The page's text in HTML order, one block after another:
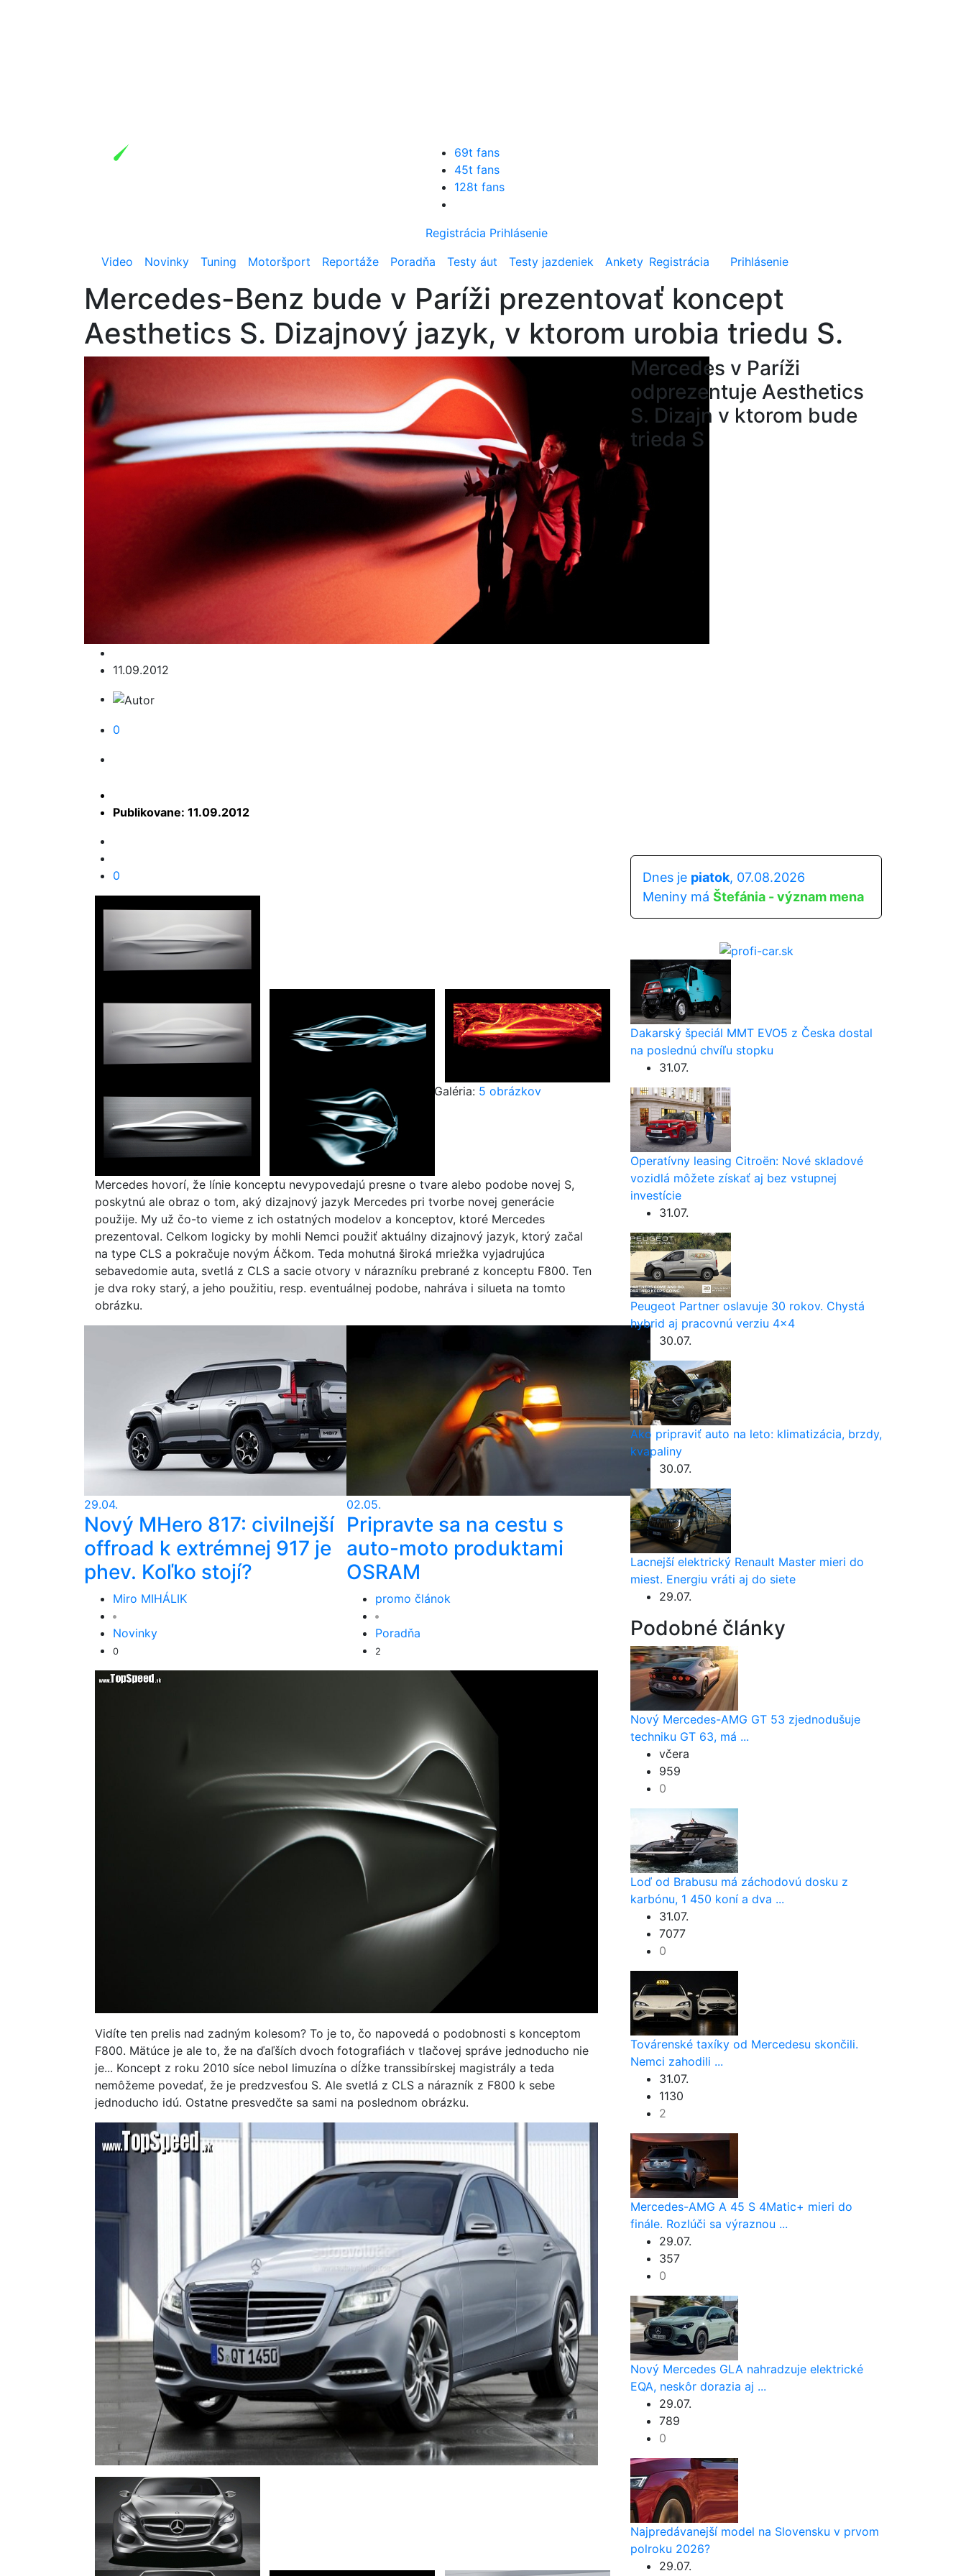
69t fans
45t fans
128t fans
Registrácia Prihlásenie
Video
Novinky Tuning Motoršport Reportáže Poradňa Testy áut Testy jazdeniek Ankety Registrácia Prihlásenie
Mercedes-Benz bude v Paríži prezentovať koncept
Aesthetics S. Dizajnový jazyk, v ktorom urobia triedu S.
11.09.2012
0
Mercedes v Paríži
odprezentuje Aesthetics
S. Dizajn v ktorom bude
trieda S
Publikovane: 11.09.2012
0
Galéria: 5 obrázkov
Mercedes hovorí, že línie konceptu nevypovedajú presne o tvare alebo podobe novej S,
poskytnú ale obraz o tom, aký dizajnový jazyk Mercedes pri tvorbe novej generácie
použije. My už čo-to vieme z ich ostatných modelov a konceptov, ktoré Mercedes
prezentoval. Celkom logicky by mohli Nemci použiť aktuálny dizajnový jazyk, ktorý začal
na type CLS a pokračuje novým Áčkom. Teda mohutná široká mriežka vyjadrujúca
sebavedomie auta, svetlá z CLS a sacie otvory v nárazníku prebrané z konceptu F800. Ten
je dva roky starý, a jeho použitiu, resp. eventuálnej podobe, nahráva i silueta na tomto
obrázku.
29.04.
Nový MHero 817: civilnejší
offroad k extrémnej 917 je
phev. Koľko stojí?
Miro MIHÁLIK
Novinky
0
02.05.
Pripravte sa na cestu s
auto-moto produktami
OSRAM
promo článok
Poradňa
2
Vidíte ten prelis nad zadným kolesom? To je to, čo napovedá o podobnosti s konceptom
F800. Mätúce je ale to, že na ďaľších dvoch fotografiách v tlačovej správe jednoducho nie
je... Koncept z roku 2010 síce nebol limuzína o dĺžke transsibírskej magistrály a teda
nemôžeme povedať, že je predzvesťou S. Ale svetlá z CLS a nárazník z F800 k sebe
jednoducho idú. Ostatne presvedčte sa sami na poslednom obrázku.
Dnes je piatok, 07.08.2026
Meniny má Štefánia - význam mena
Dakarský špeciál MMT EVO5 z Česka dostal
na poslednú chvíľu stopku
31.07.
Operatívny leasing Citroën: Nové skladové
vozidlá môžete získať aj bez vstupnej
investície
31.07.
Peugeot Partner oslavuje 30 rokov. Chystá
hybrid aj pracovnú verziu 4×4
30.07.
Ako pripraviť auto na leto: klimatizácia, brzdy,
kvapaliny
30.07.
Lacnejší elektrický Renault Master mieri do
miest. Energiu vráti aj do siete
29.07.
Podobné články
Nový Mercedes-AMG GT 53 zjednodušuje
techniku GT 63, má ...
včera
959
0
Loď od Brabusu má záchodovú dosku z
karbónu, 1 450 koní a dva ...
31.07.
7077
0
Továrenské taxíky od Mercedesu skončili.
Nemci zahodili ...
31.07.
1130
2
Mercedes-AMG A 45 S 4Matic+ mieri do
finále. Rozlúči sa výraznou ...
29.07.
357
0
Nový Mercedes GLA nahradzuje elektrické
EQA, neskôr dorazia aj ...
29.07.
789
0
Najpredávanejší model na Slovensku v prvom
polroku 2026?
29.07.